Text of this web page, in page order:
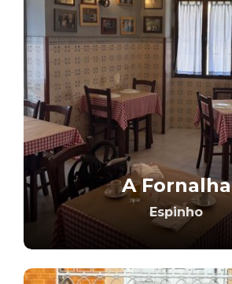
A Fornalha
Espinho